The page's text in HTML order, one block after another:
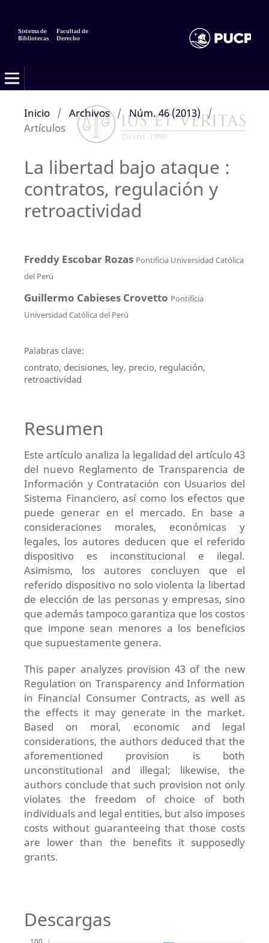
Sistema de
Bibliotecas
Facultad de
Derecho
Inicio / Archivos / Núm. 46 (2013) /
Artículos
La libertad bajo ataque :
contratos, regulación y
retroactividad
Freddy Escobar Rozas Pontificia Universidad Católica
del Perú
Guillermo Cabieses Crovetto Pontificia
Universidad Católica del Perú
Palabras clave:
contrato, decisiones, ley, precio, regulación,
retroactividad
Resumen
Este artículo analiza la legalidad del artículo 43
del nuevo Reglamento de Transparencia de
Información y Contratación con Usuarios del
Sistema Financiero, así como los efectos que
puede generar en el mercado. En base a
consideraciones morales, económicas y
legales, los autores deducen que el referido
dispositivo es inconstitucional e ilegal.
Asimismo, los autores concluyen que el
referido dispositivo no solo violenta la libertad
de elección de las personas y empresas, sino
que además tampoco garantiza que los costos
que impone sean menores a los beneficios
que supuestamente genera.
This paper analyzes provision 43 of the new
Regulation on Transparency and Information
in Financial Consumer Contracts, as well as
the effects it may generate in the market.
Based on moral, economic and legal
considerations, the authors deduced that the
aforementioned provision is both
unconstitutional and illegal; likewise, the
authors conclude that such provision not only
violates the freedom of choice of both
individuals and legal entities, but also imposes
costs without guaranteeing that those costs
are lower than the benefits it supposedly
grants.
Descargas